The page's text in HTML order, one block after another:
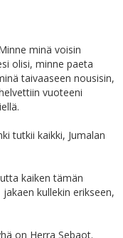
minä voisin
olisi, minne paeta
taivaaseen nousisin,
vuoteeni
tutkii kaikki, Jumalan
kaiken tämän
kullekin erikseen,
on Herra Sebaot.